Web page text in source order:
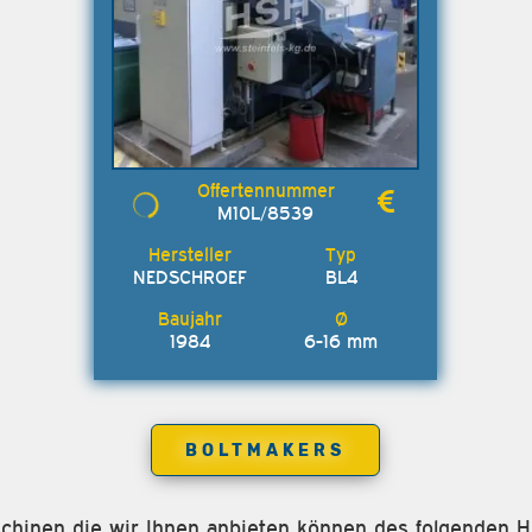
M10L/8539
NEDSCHROEF BL4
1984 6-16 mm
BOLTMAKERS